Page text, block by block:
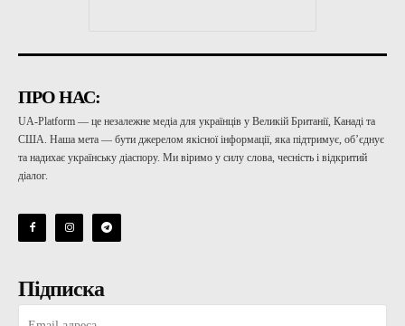
ПРО НАС:
UA-Platform — це незалежне медіа для українців у Великій Британії, Канаді та
США. Наша мета — бути джерелом якісної інформації, яка підтримує, об’єднує
та надихає українську діаспору. Ми віримо у силу слова, чесність і відкритий
діалог.
Підписка